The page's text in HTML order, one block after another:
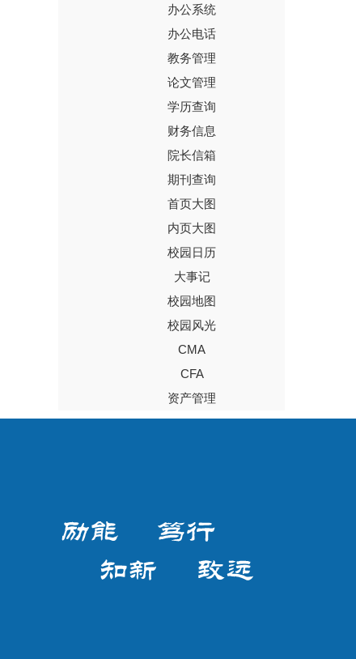
办公系统
办公电话
教务管理
论文管理
学历查询
财务信息
院长信箱
期刊查询
首页大图
内页大图
校园日历
大事记
校园地图
校园风光
CMA
CFA
资产管理